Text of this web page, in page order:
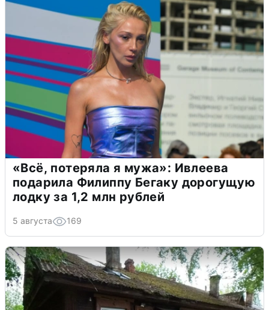
«Всё, потеряла я мужа»: Ивлеева
подарила Филиппу Бегаку дорогущую
лодку за 1,2 млн рублей
5 августа 169